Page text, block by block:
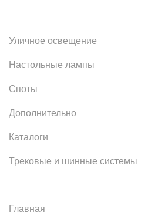
Уличное освещение
Настольные лампы
Споты
Дополнительно
Каталоги
Трековые и шинные системы
Главная